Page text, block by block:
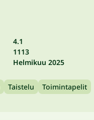
4.1
1113
Helmikuu 2025
Taistelu Toimintapelit